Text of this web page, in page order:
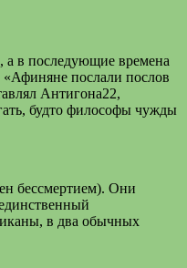
в последующие времена
«Афиняне послали послов
Антигона22,
будто философы чужды
бессмертием). Они
в два обычных